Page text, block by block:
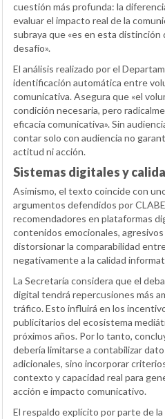
cuestión más profunda: la
evaluar el impacto real de la
subraya que «es en esta
desafío».
El análisis realizado por el
identificación automática entre
comunicativa. Asegura que «el
condición necesaria, pero
eficacia comunicativa». Sin
contar solo con audiencia no
actitud ni acción.
Sistemas digitales y
Asimismo, el texto coincide con
argumentos defendidos por
recomendadores en plataformas
contenidos emocionales,
distorsionar la comparabilidad
negativamente a la calidad
La Secretaría considera que el
digital tendrá repercusiones más
tráfico. Esto influirá en los
publicitarios del ecosistema
próximos años. Por lo tanto,
debería limitarse a contabilizar
adicionales, sino incorporar
contexto y capacidad real para
acción e impacto comunicativo.
El respaldo explícito por parte de